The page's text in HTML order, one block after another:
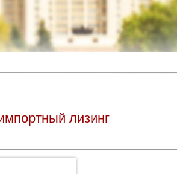
лизинг